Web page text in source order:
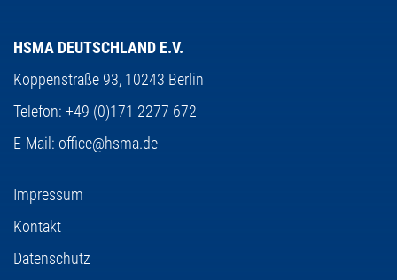
HSMA DEUTSCHLAND E.V.
Koppenstraße 93, 10243 Berlin
Telefon: +49 (0)171 2277 672
E-Mail: office@hsma.de
Impressum
Kontakt
Datenschutz